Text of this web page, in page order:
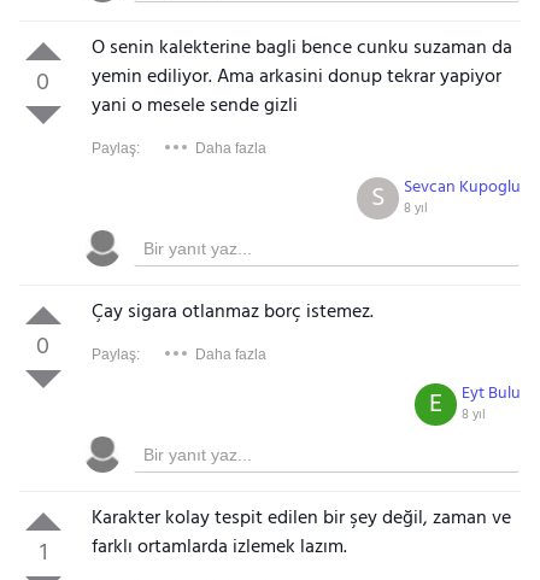
0
O senin kalekterine bagli bence cunku suzaman da
yemin ediliyor. Ama arkasini donup tekrar yapiyor
yani o mesele sende gizli
Paylaş: Daha fazla
Sevcan Kupoglu
8 yıl
S
0
Çay sigara otlanmaz borç istemez.
Paylaş: Daha fazla
Eyt Bulu
8 yıl
E
1
Karakter kolay tespit edilen bir şey değil, zaman ve
farklı ortamlarda izlemek lazım.